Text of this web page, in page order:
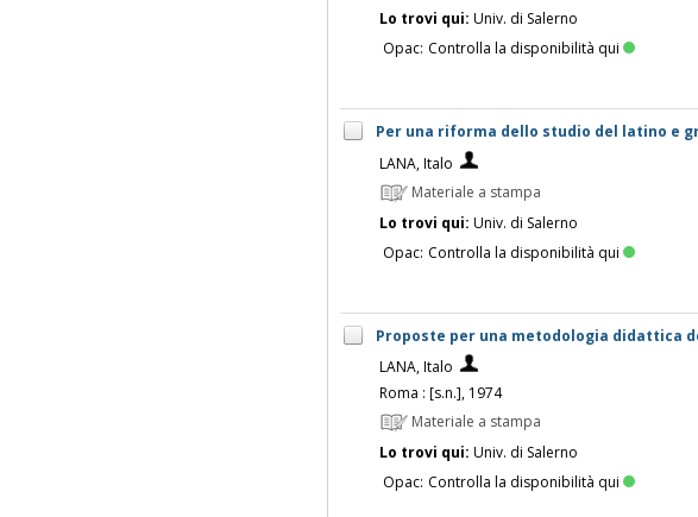
Lo trovi qui: Univ. di Salerno
Opac: Controlla la disponibilità qui
Per una riforma dello studio del latino e
LANA, Italo
Materiale a stampa
Lo trovi qui: Univ. di Salerno
Opac: Controlla la disponibilità qui
Proposte per una metodologia didattica
LANA, Italo
Roma : [s.n.], 1974
Materiale a stampa
Lo trovi qui: Univ. di Salerno
Opac: Controlla la disponibilità qui